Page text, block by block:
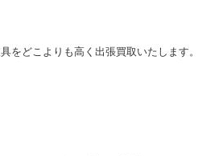
をどこよりも高く出張買取いたします。